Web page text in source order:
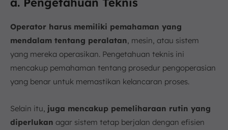
Operator harus memiliki pemahaman yang
mendalam tentang peralatan , mesin, atau sistem
yang mereka operasikan. Pengetahuan teknis ini
mencakup pemahaman tentang prosedur pengoperasian
yang benar untuk memastikan kelancaran proses.
Selain itu, juga mencakup pemeliharaan rutin yang
diperlukan agar sistem tetap berjalan dengan efisien